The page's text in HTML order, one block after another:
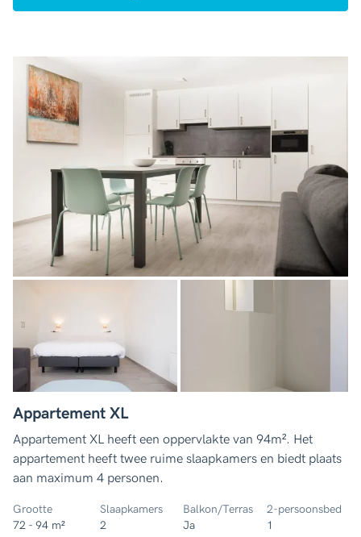
Appartement XL
Appartement XL heeft een oppervlakte van 94m². Het
appartement heeft twee ruime slaapkamers en biedt plaats
aan maximum 4 personen.
Grootte Slaapkamers Balkon/Terras
2-persoonsbed
72 - 94 m²
2 Ja 1